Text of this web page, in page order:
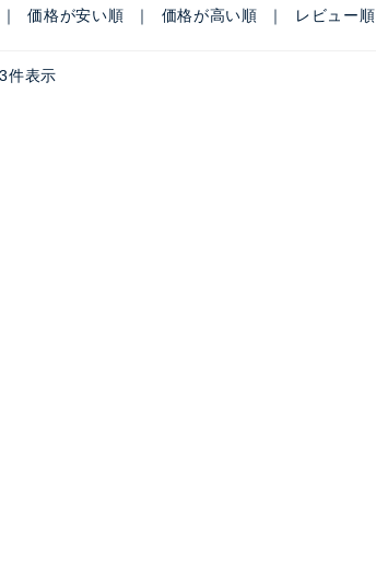
価格が安い順 価格が高い順 レビュー順
3件表示